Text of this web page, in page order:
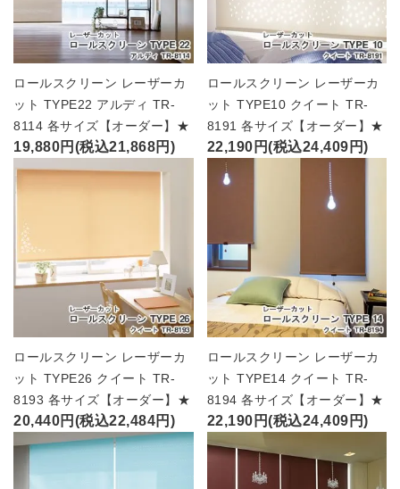
ロールスクリーン レーザーカ
ット TYPE22 アルディ TR-
8114 各サイズ【オーダー】★
19,880円(税込21,868円)
ロールスクリーン レーザーカ
ット TYPE10 クイート TR-
8191 各サイズ【オーダー】★
22,190円(税込24,409円)
ロールスクリーン レーザーカ
ット TYPE26 クイート TR-
8193 各サイズ【オーダー】★
20,440円(税込22,484円)
ロールスクリーン レーザーカ
ット TYPE14 クイート TR-
8194 各サイズ【オーダー】★
22,190円(税込24,409円)